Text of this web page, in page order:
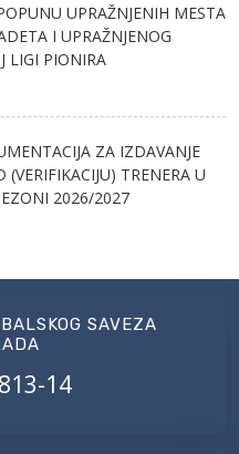
UPRAŽNJENIH MESTA
I UPRAŽNJENOG
LIGI PIONIRA
ZA IZDAVANJE
TRENERA U
2026/2027
SAVEZA
14